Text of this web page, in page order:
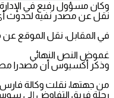
وكان مسؤول رفيع في الإدارة
نقل عن مصدر نفيه لحدوث أي
في المقابل، نقل الموقع عن
غموض النص النهائي
وذكر أكسيوس أن مصدرا
من جهتها، نقلت وكالة فارس
رحلة فريق التفاوض إلى